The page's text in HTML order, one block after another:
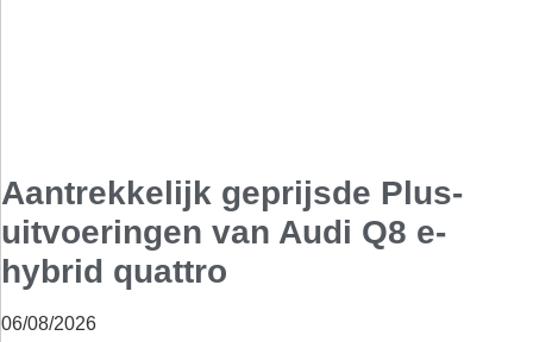
Aantrekkelijk geprijsde Plus-
uitvoeringen van Audi Q8 e-
hybrid quattro
06/08/2026